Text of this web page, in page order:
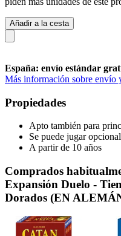
Añadir a la cesta
España: envío estándar
Más información sobre envío
Propiedades
Apto también para
Se puede jugar
A partir de 10 años
Comprados
Expansión Duelo -
Dorados (EN